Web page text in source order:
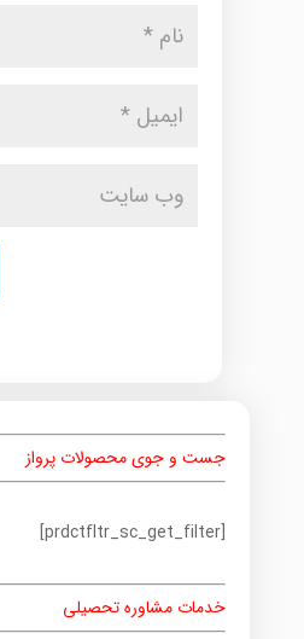
جست و جوی محصولات پرواز
[prdctfltr_sc_get_filter]
خدمات مشاوره تحصیلی